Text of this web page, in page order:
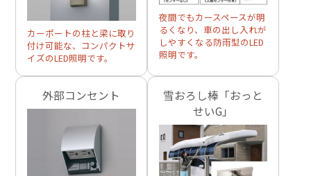
カーポートの柱と梁に取り
付け可能な、コンパクトサ
イズのLED照明です。
夜間でもカースペースが明
るくなり、車の出し入れが
しやすくなる防雨型のLED
照明です。
外部コンセント
雪おろし棒「おっと
せいG」